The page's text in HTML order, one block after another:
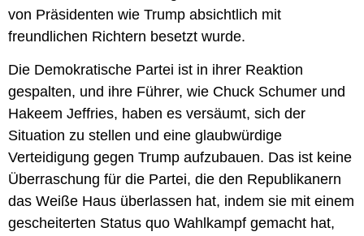
von Präsidenten wie Trump absichtlich mit
freundlichen Richtern besetzt wurde.
Die Demokratische Partei ist in ihrer Reaktion
gespalten, und ihre Führer, wie Chuck Schumer und
Hakeem Jeffries, haben es versäumt, sich der
Situation zu stellen und eine glaubwürdige
Verteidigung gegen Trump aufzubauen. Das ist keine
Überraschung für die Partei, die den Republikanern
das Weiße Haus überlassen hat, indem sie mit einem
gescheiterten Status quo Wahlkampf gemacht hat,